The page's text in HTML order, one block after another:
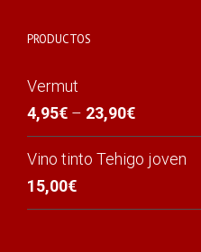
PRODUCTOS
Vermut
4,95€ – 23,90€
Vino tinto Tehigo joven
15,00€